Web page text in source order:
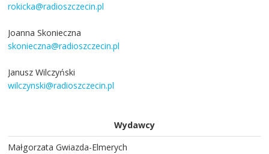
rokicka@radioszczecin.pl
Joanna Skonieczna
skonieczna@radioszczecin.pl
Janusz Wilczyński
wilczynski@radioszczecin.pl
Wydawcy
Małgorzata Gwiazda-Elmerych